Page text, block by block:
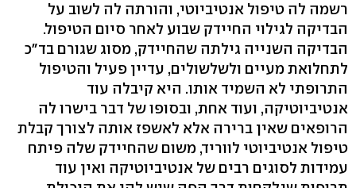
רשמה לה טיפול אנטיביוטי, והורתה לה לשוב על
הבדיקה לגילוי החיידק שבוע לאחר סיום הטיפול.
הבדיקה השנייה גילתה שהחיידק, מסוג שגורם בד"כ
לתחלואת מעיים ולשלשולים, עדיין פעיל והטיפול
התרופתי לא השמיד אותו. היא קיבלה עוד
אנטיביוטיקה, ועוד אחת, ובסופו של דבר בישרו לה
הרופאים שאין ברירה אלא לאשפז אותה לצורך קבלת
טיפול אנטיביוטי לווריד, משום שהחיידק שלה פיתח
עמידות לסוגים רבים של אנטיביוטיקה ואין עוד